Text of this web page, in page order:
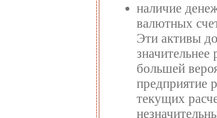
наличие
валютных
Эти активы
большей
предприятие
текущих